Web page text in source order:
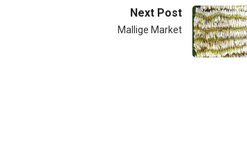
Next Post
Mallige Market